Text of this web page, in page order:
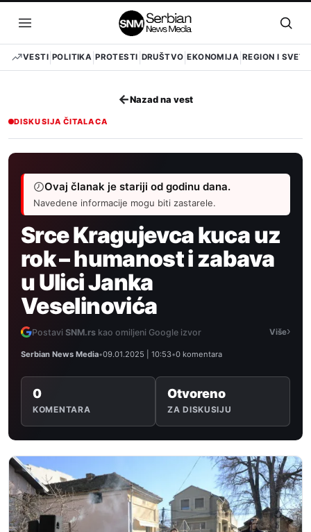
sadržaj
Otvori
meni
VESTI POLITIKA PROTESTI DRUŠTVO EKONOMIJA REGION I SVET
←Nazad na vest
DISKUSIJA ČITALACA
Ovaj članak je stariji od godinu dana.
Navedene informacije mogu biti zastarele.
Srce Kragujevca kuca uz
rok – humanost i zabava
u Ulici Janka
Veselinovića
Postavi SNM.rs kao omiljeni Google izvor Više›
Serbian News Media•09.01.2025 | 10:53•0 komentara
0
KOMENTARA
Otvoreno
ZA DISKUSIJU